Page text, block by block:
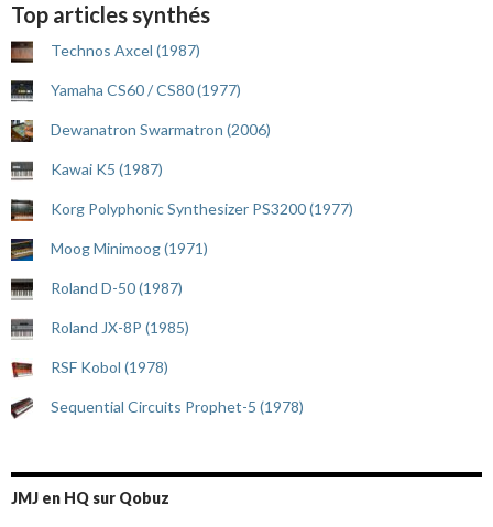
Top articles synthés
Technos Axcel (1987)
Yamaha CS60 / CS80 (1977)
Dewanatron Swarmatron (2006)
Kawai K5 (1987)
Korg Polyphonic Synthesizer PS3200 (1977)
Moog Minimoog (1971)
Roland D-50 (1987)
Roland JX-8P (1985)
RSF Kobol (1978)
Sequential Circuits Prophet-5 (1978)
JMJ en HQ sur Qobuz